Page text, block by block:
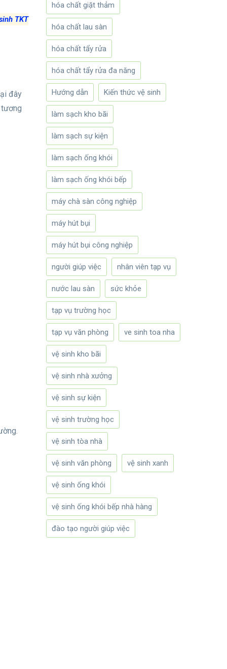
TKT
đây
hóa chất giặt thảm
hóa chất lau sàn
hóa chất tẩy rửa
hóa chất tẩy rửa đa năng
Hướng dẫn Kiến thức vệ sinh
làm sạch kho bãi
làm sạch sự kiện
làm sạch ống khói
làm sạch ống khói bếp
máy chà sàn công nghiệp
máy hút bụi
máy hút bụi công nghiệp
người giúp việc nhân viên tạp vụ
nước lau sàn sức khỏe
tạp vụ trường học
tạp vụ văn phòng ve sinh toa nha
vệ sinh kho bãi
vệ sinh nhà xưởng
vệ sinh sự kiện
vệ sinh trường học
vệ sinh tòa nhà
vệ sinh văn phòng vệ sinh xanh
vệ sinh ống khói
vệ sinh ống khói bếp nhà hàng
đào tạo người giúp việc